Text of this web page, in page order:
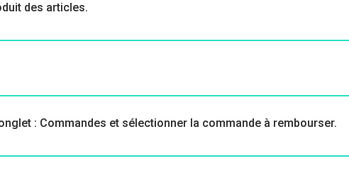
des articles.
: Commandes et sélectionner la commande à rembourser.